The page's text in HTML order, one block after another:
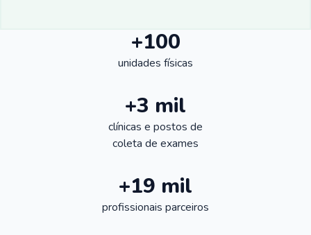
+100
unidades físicas
+3 mil
clínicas e postos de
coleta de exames
+19 mil
profissionais parceiros